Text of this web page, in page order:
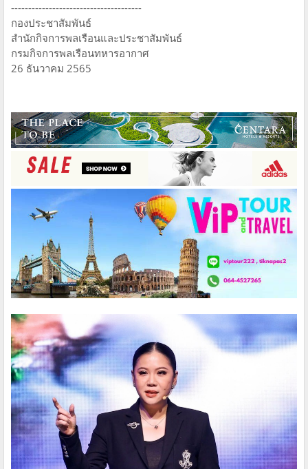
--------------------------------------
กองประชาสัมพันธ์
สำนักกิจการพลเรือนและประชาสัมพันธ์
กรมกิจการพลเรือนทหารอากาศ
26 ธันวาคม 2565